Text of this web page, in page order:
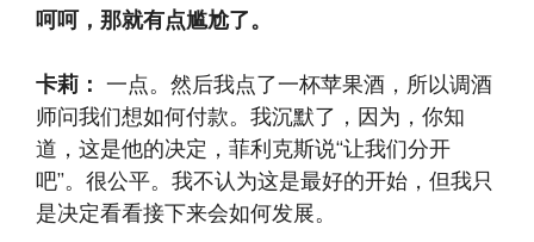
呵呵，那就有点尴尬了。
卡莉： 一点。然后我点了一杯苹果酒，所以调酒
师问我们想如何付款。我沉默了，因为，你知
道，这是他的决定，菲利克斯说“让我们分开
吧”。很公平。我不认为这是最好的开始，但我只
是决定看看接下来会如何发展。